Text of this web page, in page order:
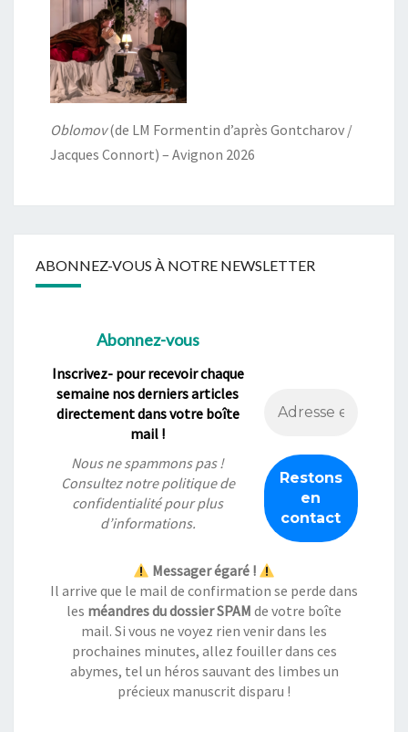
Oblomov(de LM Formentin d’après Gontcharov /
Jacques Connort) – Avignon 2026
ABONNEZ-VOUS À NOTRE NEWSLETTER
Abonnez-vous
Inscrivez- pour recevoir chaque
semaine nos derniers articles
directement dans votre boîte
mail !
Nous ne spammons pas !
Consultez notrepolitique de
confidentialitépour plus
d’informations.
Messager égaré !
Il arrive que le mail de confirmation se perde dans
les méandres du dossier SPAM de votre boîte
mail. Si vous ne voyez rien venir dans les
prochaines minutes, allez fouiller dans ces
abymes, tel un héros sauvant des limbes un
précieux manuscrit disparu !